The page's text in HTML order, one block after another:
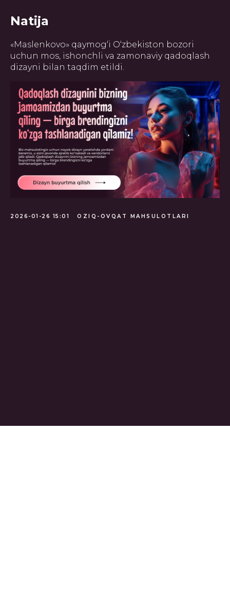
Natija
«Maslenkovo» qaymog‘i O‘zbekiston bozori
uchun mos, ishonchli va zamonaviy qadoqlash
dizayni bilan taqdim etildi.
2026-01-26 15:01 OZIQ-OVQAT MAHSULOTLARI
ГЛАВНАЯ О НАС УПАКОВКА
ПОЛИГРАФИЯ
БАННЕРЫ INSTAGRAM ПРЕЗЕНТАЦИИ
СОГЛАШЕНИЕ